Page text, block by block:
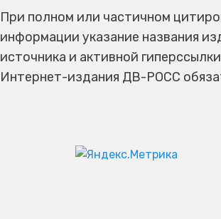
При полном или частичном
информации указание названия
источника и активной
Интернет-издания ДВ-РОСС